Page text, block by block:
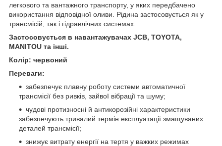
легкового та вантажного транспорту, у яких передбачено
використання відповідної оливи. Рідина застосовується як у
трансмісій, так і гідравлічних системах.
Застосовується в навантажувачах JCB, TOYOTA,
MANITOU та інші.
Колір: червоний
Переваги:
забезпечує плавну роботу системи автоматичної
трансмісії без ривків, зайвої вібрації та шуму;
чудові протизносні й антикорозійні характеристики
забезпечують тривалий термін експлуатації змащуваних
деталей трансмісії;
знижує витрату енергії на тертя у важких режимах